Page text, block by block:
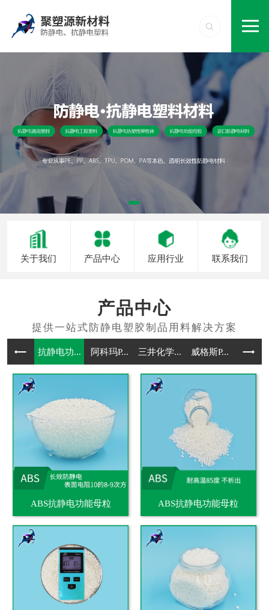
关于我们 产品中心 应用行业 联系我们
产品中心
抗静电功... 阿科玛P... 三井化学... 威格斯P... 抗静电
ABS抗静电功能母粒 ABS抗静电功能母粒